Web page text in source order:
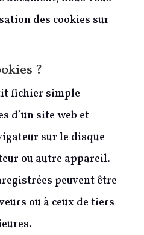
des cookies sur
?
fichier simple
d’un site web et
sur le disque
ou autre appareil.
peuvent être
ou à ceux de tiers